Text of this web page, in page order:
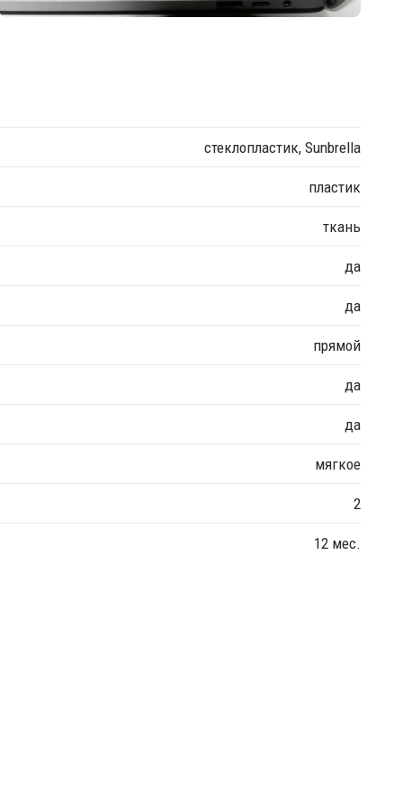
стеклопластик, Sunbrella
пластик
ткань
да
да
прямой
да
да
мягкое
2
12 мес.